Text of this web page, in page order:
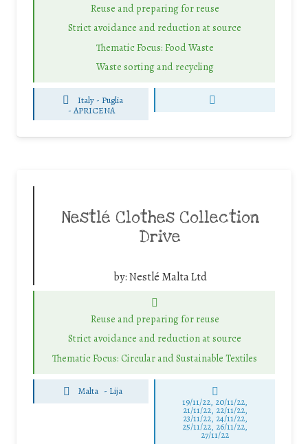
Reuse and preparing for reuse
Strict avoidance and reduction at source
Thematic Focus: Food Waste
Waste sorting and recycling
Italy - Puglia
- APRICENA
Nestlé Clothes Collection
Drive
by:Nestlé Malta Ltd
Reuse and preparing for reuse
Strict avoidance and reduction at source
Thematic Focus: Circular and Sustainable Textiles
Malta - Lija
19/11/22, 20/11/22,
21/11/22, 22/11/22,
23/11/22, 24/11/22,
25/11/22, 26/11/22,
27/11/22